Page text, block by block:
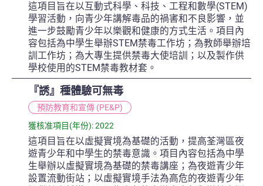
這項目旨在以互動式科學、科技、工程和數學(STEM)
學習活動，向青少年講解毒品的禍害和不良影響，並
進一步鼓勵青少年以樂觀和健康的方式生活。項目內
容包括為中學生舉辦STEM禁毒工作坊；為教師舉辦培
訓工作坊；為大專生提供禁毒大使培訓；以及製作供
學校使用的STEM禁毒教材套。
『誘』種體驗可無毒
預防教育和宣傳 (PE&P)
獲核准項目(年份): 2022
這項目旨在以虛擬實境為基礎的活動，提高荃灣區夜
遊青少年和中學生的禁毒意識。項目內容包括為中學
生舉辦以虛擬實境為基礎的禁毒講座；為夜遊青少年
設置流動街站；以虛擬實境手法為高危的夜遊青少年